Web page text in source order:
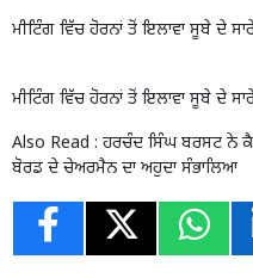
ਮੀਟਿੰਗ ਵਿੱਚ ਹੋਰਨਾਂ ਤੋਂ ਇਲਾਵਾ ਸੂਬੇ ਦੇ
ਮੀਟਿੰਗ ਵਿੱਚ ਹੋਰਨਾਂ ਤੋਂ ਇਲਾਵਾ ਸੂਬੇ ਦੇ
Also Read : ਹਰਚੰਦ ਸਿੰਘ ਬਰਸਟ ਨੇ
ਬੋਰਡ ਦੇ ਚੇਅਰਮੈਨ ਦਾ ਅਹੁਦਾ ਸੰਭਾਲਿਆ